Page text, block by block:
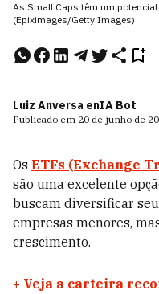
As Small Caps têm um
(Epiximages/Getty Images)
Luiz Anversa enIA Bot
Publicado em 20 de junho de
Os ETFs (Exchange
são uma excelente
buscam diversificar
empresas menores,
crescimento.
+ Veja a carteira